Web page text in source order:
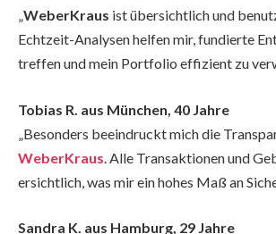
„WeberKraus ist übersichtlich und
Echtzeit-Analysen helfen mir, fundierte
treffen und mein Portfolio effizient zu
Tobias R. aus München, 40 Jahre
„Besonders beeindruckt mich die
WeberKraus . Alle Transaktionen und
ersichtlich, was mir ein hohes Maß an
Sandra K. aus Hamburg, 29 Jahre